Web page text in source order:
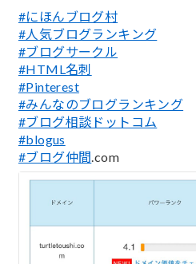
#にほんブログ村
#人気ブログランキング
#ブログサークル
#HTML名刺
#Pinterest
#みんなのブログランキング
#ブログ相談ドットコム
#blogus
#ブログ仲間.com